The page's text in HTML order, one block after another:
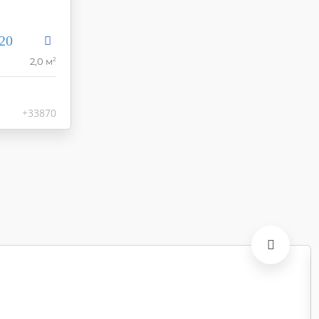
2,0 м2
+33870